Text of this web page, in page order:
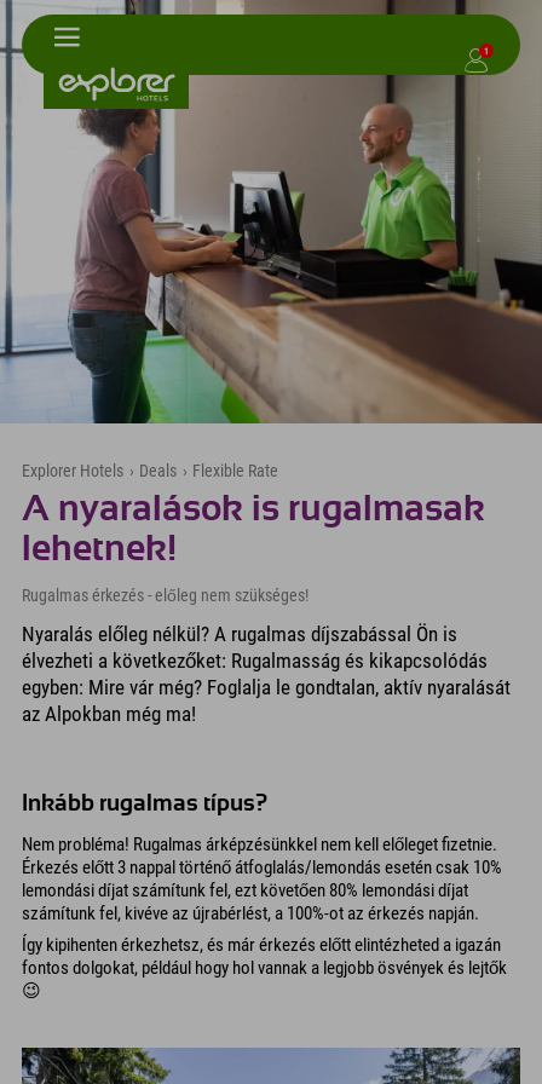
1
Explorer Hotels › Deals › Flexible Rate
A nyaralások is rugalmasak
lehetnek!
Rugalmas érkezés - előleg nem szükséges!
Nyaralás előleg nélkül? A rugalmas díjszabással Ön is
élvezheti a következőket: Rugalmasság és kikapcsolódás
egyben: Mire vár még? Foglalja le gondtalan, aktív nyaralását
az Alpokban még ma!
Inkább rugalmas típus?
Nem probléma! Rugalmas árképzésünkkel nem kell előleget fizetnie.
Érkezés előtt 3 nappal történő átfoglalás/lemondás esetén csak 10%
lemondási díjat számítunk fel, ezt követően 80% lemondási díjat
számítunk fel, kivéve az újrabérlést, a 100%-ot az érkezés napján.
Így kipihenten érkezhetsz, és már érkezés előtt elintézheted a igazán
fontos dolgokat, például hogy hol vannak a legjobb ösvények és lejtők
😉